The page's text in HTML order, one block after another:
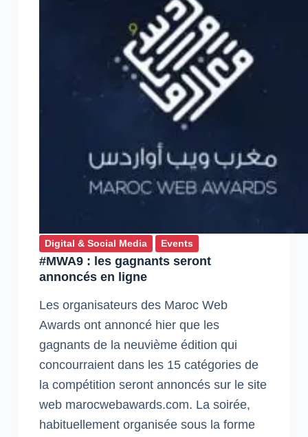
Digital & Social Media Events
#MWA9 : les gagnants seront
annoncés en ligne
Les organisateurs des Maroc Web
Awards ont annoncé hier que les
gagnants de la neuvième édition qui
concourraient dans les 15 catégories de
la compétition seront annoncés sur le site
web marocwebawards.com. La soirée,
habituellement organisée sous la forme